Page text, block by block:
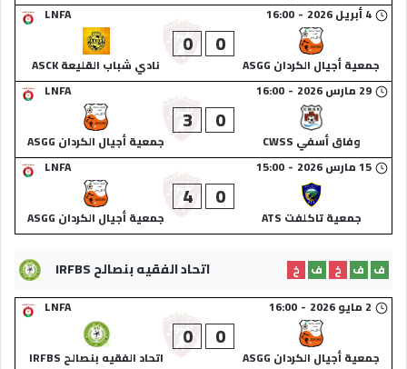
LNFA
4 أبريل 2026 -
16:00
جمعية أجيال الكردان ASGG
0
0
نادي شباب القليعة ASCK
LNFA
29 مارس 2026 -
16:00
وفاق أسفي CWSS
0
3
جمعية أجيال الكردان ASGG
LNFA
15 مارس 2026 -
15:00
جمعية تاكلفت ATS
0
4
جمعية أجيال الكردان ASGG
اتحاد الفقيه بنصالح IRFBS ف ف خ ف
خ
LNFA
2 مايو 2026 -
16:00
جمعية أجيال الكردان ASGG
0
0
اتحاد الفقيه بنصالح IRFBS